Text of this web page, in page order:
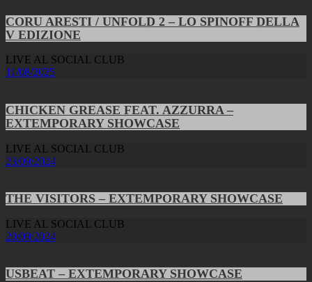
CORU ARESTI / UNFOLD 2 – LO SPINOFF DELLA
V EDIZIONE
LIVE AL SOCIAL CLUB
11/08/2025
CHICKEN GREASE FEAT. AZZURRA –
EXTEMPORARY SHOWCASE
LIVE AL SOCIAL CLUB
23/09/2024
THE VISITORS – EXTEMPORARY SHOWCASE
LIVE AL SOCIAL CLUB
20/09/2024
USBEAT – EXTEMPORARY SHOWCASE